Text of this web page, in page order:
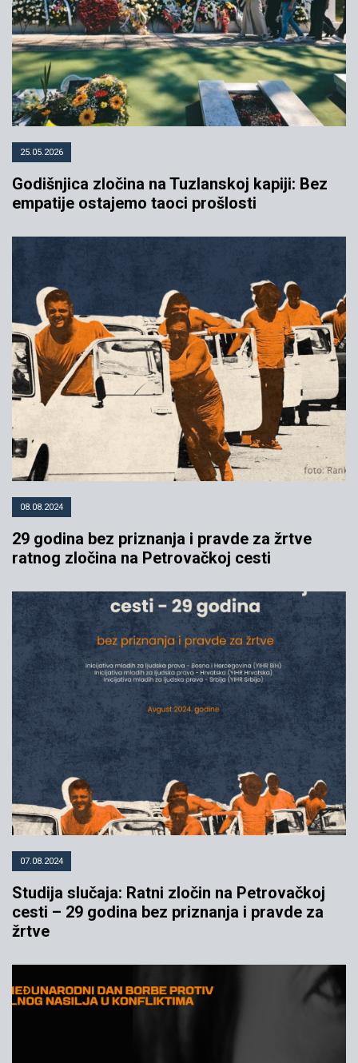
ponovo bez odgovarajuće kazne
09.09.2015 YIHR
25.05.2026
Godišnjica zločina na Tuzlanskoj kapiji: Bez
empatije ostajemo taoci prošlosti
08.08.2024
29 godina bez priznanja i pravde za žrtve
ratnog zločina na Petrovačkoj cesti
07.08.2024
Studija slučaja: Ratni zločin na Petrovačkoj
cesti – 29 godina bez priznanja i pravde za
žrtve